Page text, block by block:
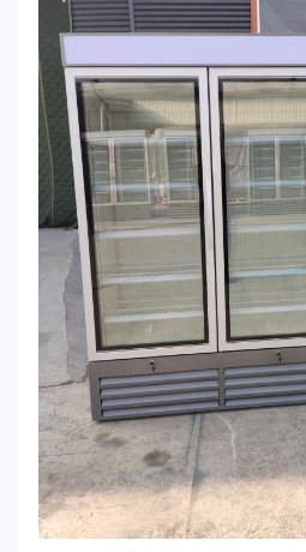
PRIMA
2DR
PRIMA
3DR
2040*740*2000